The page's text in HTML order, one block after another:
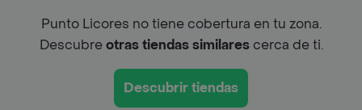
Punto Licores no tiene cobertura en tu zona.
Descubreotras tiendas similarescerca de ti.
Descubrir tiendas